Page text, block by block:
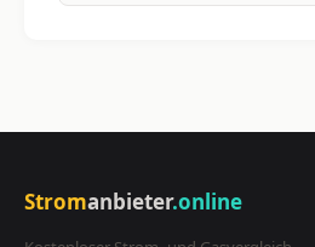
Stromanbieter.online